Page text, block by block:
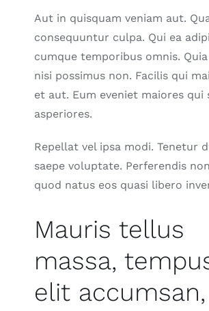
Aut in quisquam veniam aut.
consequuntur culpa. Qui ea
cumque temporibus omnis.
nisi possimus non. Facilis qui
et aut. Eum eveniet maiores qui
asperiores.
Repellat vel ipsa modi. Tenetur
saepe voluptate. Perferendis
quod natus eos quasi libero
Mauris tellus
massa,
elit accumsan,